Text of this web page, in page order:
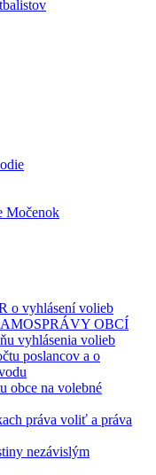
Močenok
o vyhlásení volieb
OBCÍ
vyhlásenia volieb
poslancov a o
obce na volebné
práva voliť a práva
nezávislým